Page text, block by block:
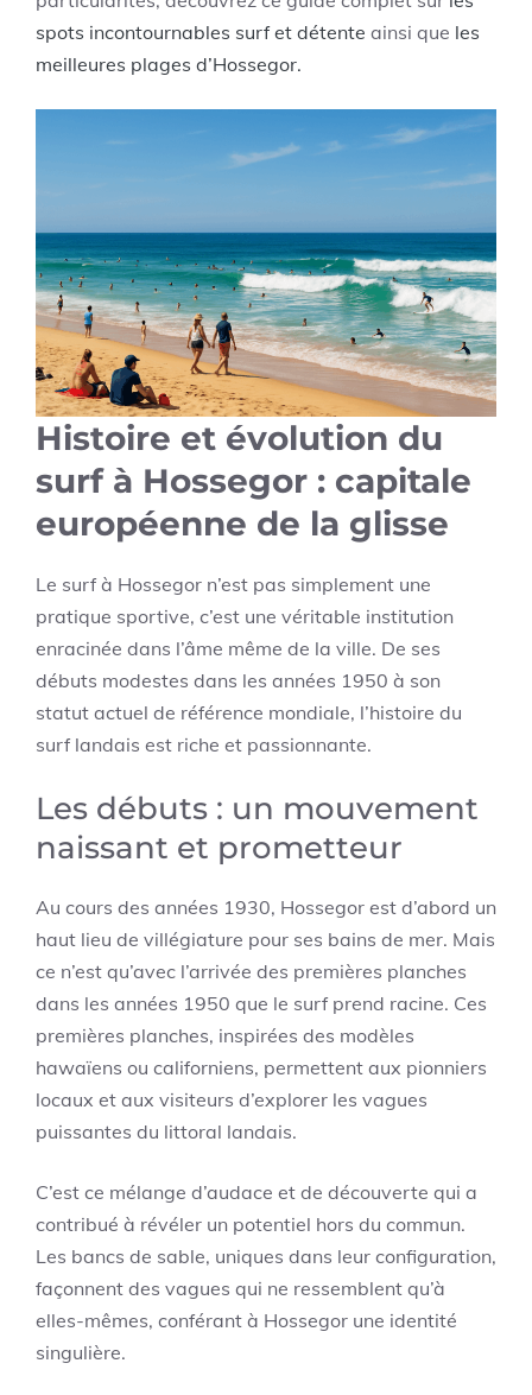
spots incontournables surf et détente ainsi que les
meilleures plages d’Hossegor.
Histoire et évolution du
surf à Hossegor : capitale
européenne de la glisse
Le surf à Hossegor n’est pas simplement une
pratique sportive, c’est une véritable institution
enracinée dans l’âme même de la ville. De ses
débuts modestes dans les années 1950 à son
statut actuel de référence mondiale, l’histoire du
surf landais est riche et passionnante.
Les débuts : un mouvement
naissant et prometteur
Au cours des années 1930, Hossegor est d’abord un
haut lieu de villégiature pour ses bains de mer. Mais
ce n’est qu’avec l’arrivée des premières planches
dans les années 1950 que le surf prend racine. Ces
premières planches, inspirées des modèles
hawaïens ou californiens, permettent aux pionniers
locaux et aux visiteurs d’explorer les vagues
puissantes du littoral landais.
C’est ce mélange d’audace et de découverte qui a
contribué à révéler un potentiel hors du commun.
Les bancs de sable, uniques dans leur configuration,
façonnent des vagues qui ne ressemblent qu’à
elles-mêmes, conférant à Hossegor une identité
singulière.